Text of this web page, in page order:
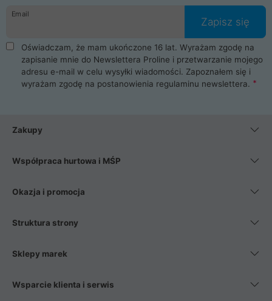
danych osobowych. Dlatego zakup notebooka albo laptopa w
ProLine to czysta przyjemność i pełne bezpieczeństwo.
Zaopatrzysz się u nas w akcesoria i części komputerowe
takie jak procesory, karty graficzne, płyty główne, pamięci,
dyski SSD, M.2 oraz HDD. Nasi pracownicy pomogą Ci wybrać
najlepszy zasilacz komputerowy oraz obudowę do komputera.
Poza komputerami mamy również najlepsze na rynku
Smartfony takich producentów jak Xiaomi, Apple, Samsung i
wentylatory. Na koniec mając już to wszystko, możesz
Email
Zapisz się
Oświadczam, że mam ukończone 16 lat. Wyrażam zgodę na
zapisanie mnie do Newslettera Proline i przetwarzanie mojego
adresu e-mail w celu wysyłki wiadomości. Zapoznałem się i
wyrażam zgodę na postanowienia regulaminu newslettera.
Zakupy
Współpraca hurtowa i MŚP
Okazja i promocja
Struktura strony
Sklepy marek
Wsparcie klienta i serwis